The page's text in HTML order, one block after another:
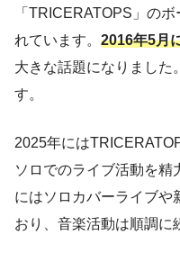
「TRICERATOPS」の
れています。 2016年5月
大きな話題になりました
す。
2025年には
ソロでのライブ活動を
にはソロカバーライブや
おり、音楽活動は順調に